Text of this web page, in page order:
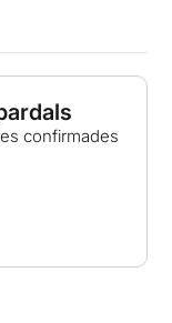
confirmades